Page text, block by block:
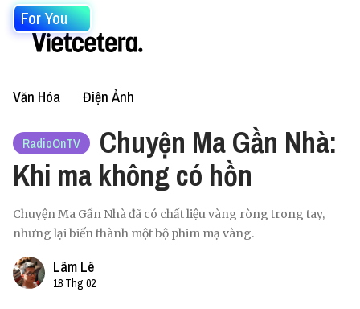
For You
Văn Hóa Điện Ảnh
RadioOnTV
Chuyện Ma Gần Nhà:
Khi ma không có hồn
Chuyện Ma Gần Nhà đã có chất liệu vàng ròng trong tay,
nhưng lại biến thành một bộ phim mạ vàng.
Lâm Lê
18 Thg 02